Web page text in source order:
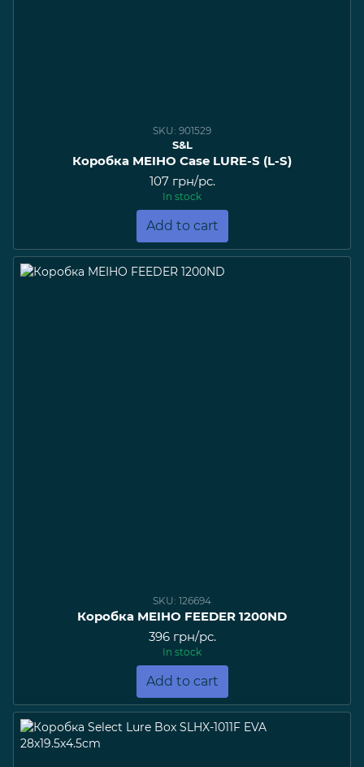
SKU: 901529
S&L
Коробка MEIHO Case LURE-S (L-S)
107 грн/pc.
In stock
Add to cart
SKU: 126694
Коробка MEIHO FEEDER 1200ND
396 грн/pc.
In stock
Add to cart